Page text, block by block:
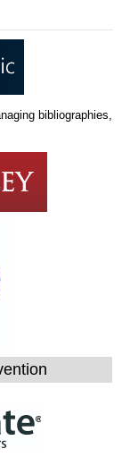
bibliographies,